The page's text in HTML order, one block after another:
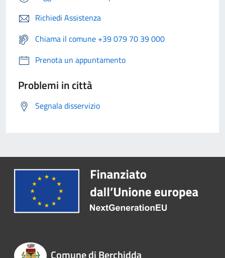
Richiedi Assistenza
Chiama il comune +39 079 70 39 000
Prenota un appuntamento
Problemi in città
Segnala disservizio